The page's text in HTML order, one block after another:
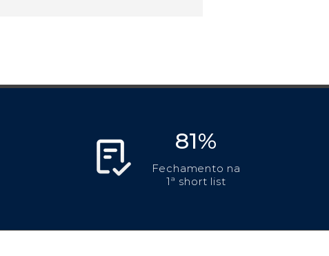
81%
Fechamento na
1ª short list